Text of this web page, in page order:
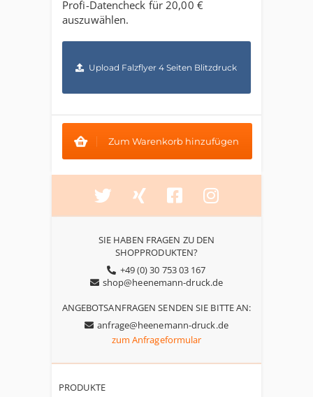
Profi-Datencheck für 20,00 €
auszuwählen.
Upload Falzflyer 4 Seiten Blitzdruck
Zum Warenkorb hinzufügen
SIE HABEN FRAGEN ZU DEN
SHOPPRODUKTEN?
+49 (0) 30 753 03 167
shop@heenemann-druck.de
ANGEBOTSANFRAGEN SENDEN SIE BITTE AN:
anfrage@heenemann-druck.de
zum Anfrageformular
PRODUKTE